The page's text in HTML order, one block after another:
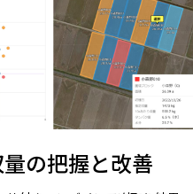
の把握と改善